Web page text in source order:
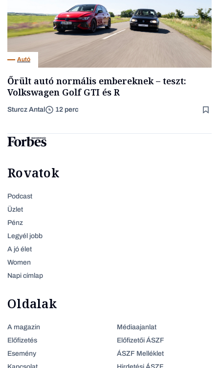
Autó
Őrült autó normális embereknek – teszt:
Volkswagen Golf GTI és R
Sturcz Antal 12 perc
Rovatok
Podcast
Üzlet
Pénz
Legyél jobb
A jó élet
Women
Napi címlap
Oldalak
A magazin
Előfizetés
Esemény
Médiaajanlat
Előfizetői ÁSZF
ÁSZF Melléklet